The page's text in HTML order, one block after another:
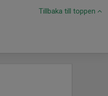
Tillbaka till toppen